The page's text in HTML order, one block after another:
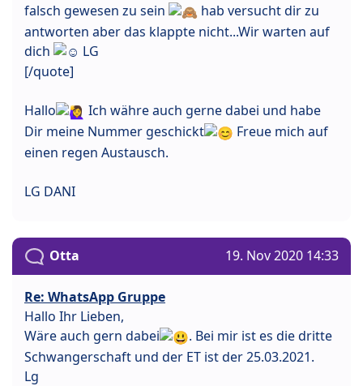
falsch gewesen zu sein
hab versucht dir zu
antworten aber das klappte nicht...Wir warten auf
dich
LG
[/quote]
Hallo
Ich währe auch gerne dabei und habe
Dir meine Nummer geschickt
Freue mich auf
einen regen Austausch.
LG DANI
Otta 19. Nov 2020 14:33
Re: WhatsApp Gruppe
Hallo Ihr Lieben,
Wäre auch gern dabei
. Bei mir ist es die dritte
Schwangerschaft und der ET ist der 25.03.2021.
Lg